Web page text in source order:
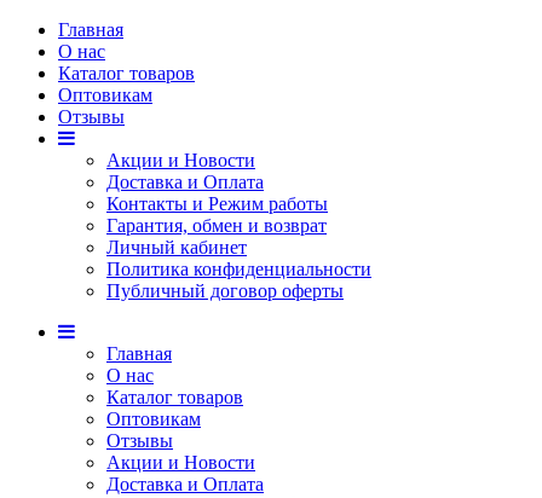
Главная
О нас
Каталог товаров
Оптовикам
Отзывы
Акции и Новости
Доставка и Оплата
Контакты и Режим работы
Гарантия, обмен и возврат
Личный кабинет
Политика конфиденциальности
Публичный договор оферты
Главная
О нас
Каталог товаров
Оптовикам
Отзывы
Акции и Новости
Доставка и Оплата